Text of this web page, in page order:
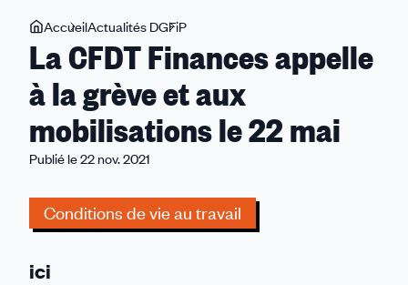
Vous
êtes
ici
AccueilActualités DGFiP
CFDT
appelle
à
la
aux
mobilisations
La CFDT Finances appelle
à la grève et aux
mobilisations le 22 mai
Publié le 22 nov. 2021
Conditions de vie au travail
ici